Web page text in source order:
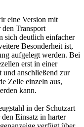
eine Version mit
Transport
sich deutlich einfacher
Besonderheit ist,
aufgelegt werden. Bei
erst in einer
anschließend zur
Zelle einzeln aus,
kann.
in der Schutzart
Einsatz in harter